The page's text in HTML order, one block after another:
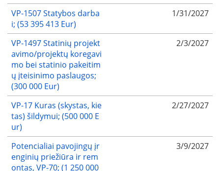
VP-1507 Statybos darba
i; (53 395 413 Eur)
1/31/2027
VP-1497 Statinių projekt
avimo/projektų koregavi
mo bei statinio pakeitim
ų įteisinimo paslaugos;
(300 000 Eur)
2/3/2027
VP-17 Kuras (skystas, kie
tas) šildymui; (500 000 E
ur)
2/27/2027
Potencialiai pavojingų įr
enginių priežiūra ir rem
ontas, VP-70; (1 250 000
3/9/2027